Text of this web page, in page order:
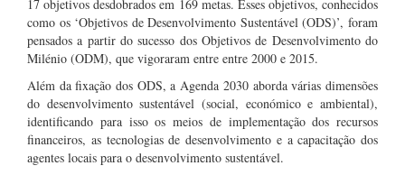
17 objetivos desdobrados em 169 metas. Esses objetivos, conhecidos
como os ‘Objetivos de Desenvolvimento Sustentável (ODS)’, foram
pensados a partir do sucesso dos Objetivos de Desenvolvimento do
Milénio (ODM), que vigoraram entre entre 2000 e 2015.
Além da fixação dos ODS, a Agenda 2030 aborda várias dimensões
do desenvolvimento sustentável (social, económico e ambiental),
identificando para isso os meios de implementação dos recursos
financeiros, as tecnologias de desenvolvimento e a capacitação dos
agentes locais para o desenvolvimento sustentável.